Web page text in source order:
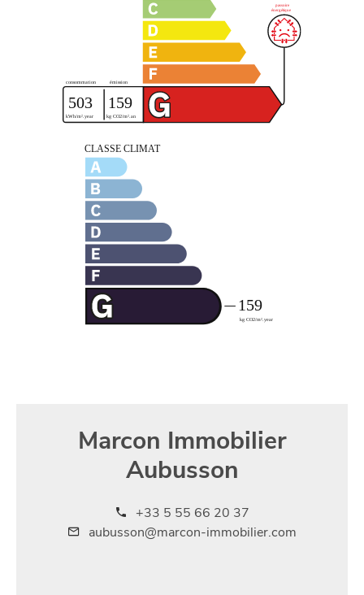
Marcon Immobilier
Aubusson
+33 5 55 66 20 37
aubusson@marcon-immobilier.com